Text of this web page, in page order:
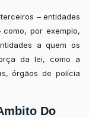
– entidades
como, por exemplo,
a quem os
da lei, como a
órgãos de polícia
Do